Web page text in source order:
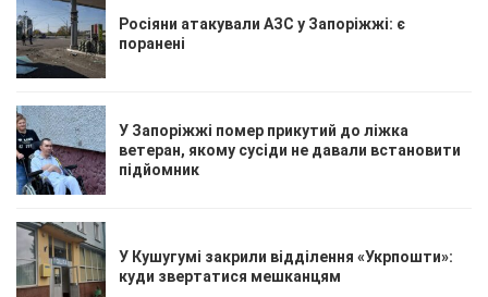
Росіяни атакували АЗС у Запоріжжі: є
поранені
У Запоріжжі помер прикутий до ліжка
ветеран, якому сусіди не давали встановити
підйомник
У Кушугумі закрили відділення «Укрпошти»:
куди звертатися мешканцям